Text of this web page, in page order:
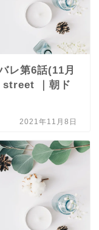
レ第6話(11月
｜朝ド
2021年11月8日